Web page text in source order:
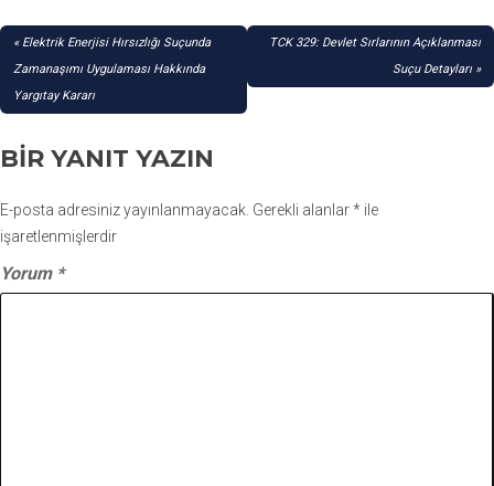
YAZI
GEZINMESI
Elektrik Enerjisi Hırsızlığı Suçunda
Zamanaşımı Uygulaması Hakkında
Yargıtay Kararı
TCK 329: Devlet Sırlarının Açıklanması
Suçu Detayları
BIR YANIT YAZIN
E-posta adresiniz yayınlanmayacak. Gerekli alanlar* ile
işaretlenmişlerdir
Yorum *